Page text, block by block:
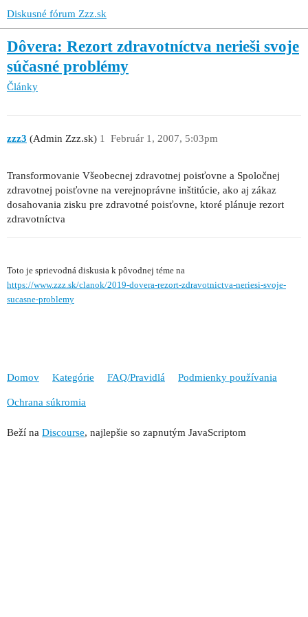
Diskusné fórum Zzz.sk
Dôvera: Rezort zdravotníctva nerieši svoje
súčasné problémy
Články
zzz3 (Admin Zzz.sk) Február 1, 2007, 5:03pm
1
Transformovanie Všeobecnej zdravotnej poisťovne a Spoločnej
zdravotnej poisťovne na verejnoprávne inštitúcie, ako aj zákaz
dosahovania zisku pre zdravotné poisťovne, ktoré plánuje rezort
zdravotníctva
Toto je sprievodná diskusia k pôvodnej téme na
https://www.zzz.sk/clanok/2019-dovera-rezort-zdravotnictva-neriesi-svoje-
sucasne-problemy
Domov Kategórie FAQ/Pravidlá Podmienky používania
Ochrana súkromia
Beží na Discourse, najlepšie so zapnutým JavaScriptom